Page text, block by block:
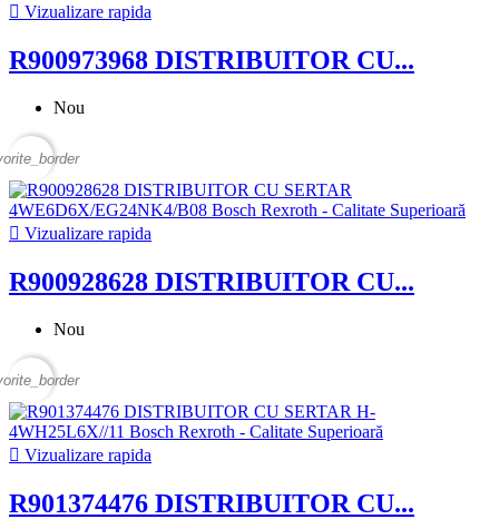
 Vizualizare rapida
R900973968 DISTRIBUITOR CU...
Nou
 Vizualizare rapida
R900928628 DISTRIBUITOR CU...
Nou
 Vizualizare rapida
R901374476 DISTRIBUITOR CU...